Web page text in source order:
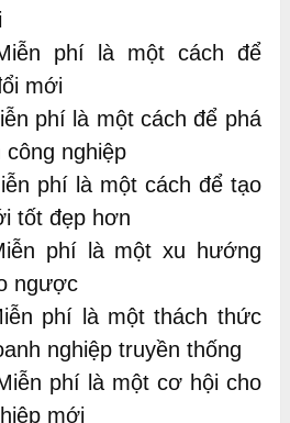
phí là một cách để
mới
phí là một cách để phá
nghiệp
phí là một cách để tạo
tốt đẹp hơn
phí là một xu hướng
ngược
phí là một thách thức
nghiệp truyền thống
phí là một cơ hội cho
mới